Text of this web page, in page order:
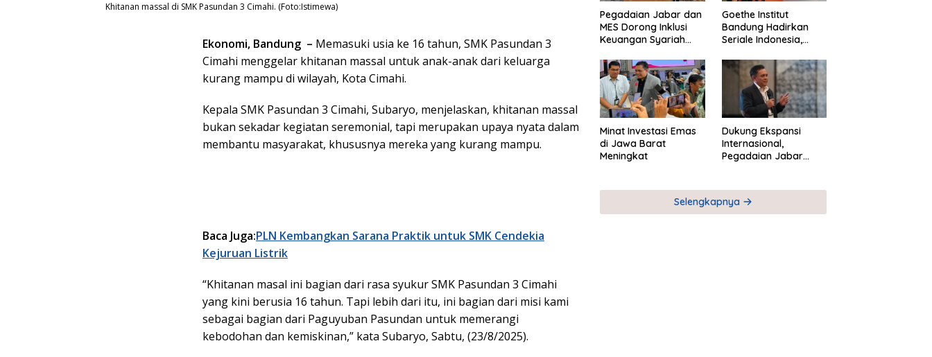
Khitanan massal di SMK Pasundan 3 Cimahi. (Foto:Istimewa)
Ekonomi, Bandung – Memasuki usia ke 16 tahun, SMK Pasundan 3
Cimahi menggelar khitanan massal untuk anak-anak dari keluarga
kurang mampu di wilayah, Kota Cimahi.
Kepala SMK Pasundan 3 Cimahi, Subaryo, menjelaskan, khitanan massal
bukan sekadar kegiatan seremonial, tapi merupakan upaya nyata dalam
membantu masyarakat, khususnya mereka yang kurang mampu.
Baca Juga:PLN Kembangkan Sarana Praktik untuk SMK Cendekia
Kejuruan Listrik
“Khitanan masal ini bagian dari rasa syukur SMK Pasundan 3 Cimahi
yang kini berusia 16 tahun. Tapi lebih dari itu, ini bagian dari misi kami
sebagai bagian dari Paguyuban Pasundan untuk memerangi
kebodohan dan kemiskinan,” kata Subaryo, Sabtu, (23/8/2025).
Pegadaian Jabar dan
MES Dorong Inklusi
Keuangan Syariah
UMKM
Goethe Institut
Bandung Hadirkan
Seriale Indonesia,
Global Industri Serial
Minat Investasi Emas
di Jawa Barat
Meningkat
Dukung Ekspansi
Internasional,
Pegadaian Jabar
Pegadaian Timor
Leste
Selengkapnya